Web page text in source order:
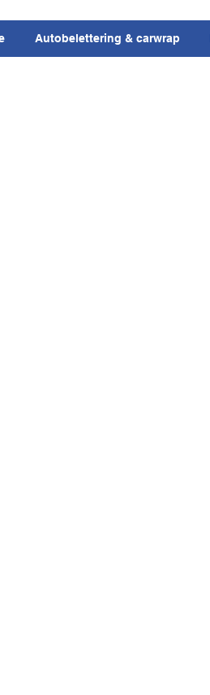
Autobelettering & carwrap